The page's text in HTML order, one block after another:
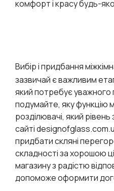
комфорт і красу будь-
Вибір і придбання
зазвичай є важливим
який потребує уважного
подумайте, яку функцію
розділювачі, який рівень
сайті
придбати скляні
складності за хорошою
магазину з радістю
допоможе оформити